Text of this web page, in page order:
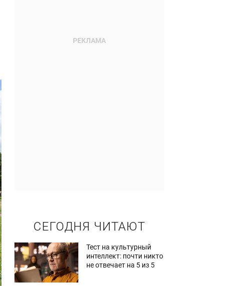
СЕГОДНЯ ЧИТАЮТ
Тест на культурный
интеллект: почти никто
не отвечает на 5 из 5